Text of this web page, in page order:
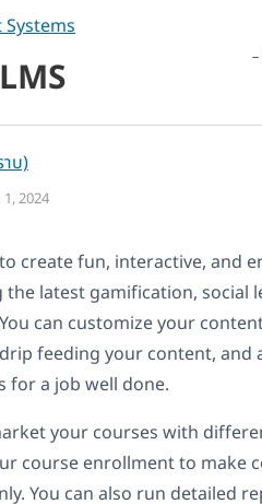
บ)
2024
create fun, interactive, and
latest gamification, social
can customize your
feeding your content, and
for a job well done.
your courses with
course enrollment to make
You can also run detailed